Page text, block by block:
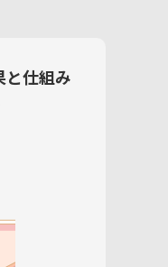
と仕組み